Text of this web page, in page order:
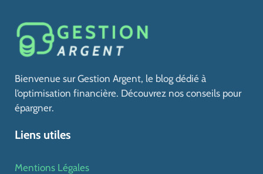
Bienvenue sur Gestion Argent, le blog dédié à
l’optimisation financière. Découvrez nos conseils pour
épargner.
Liens utiles
Mentions Légales